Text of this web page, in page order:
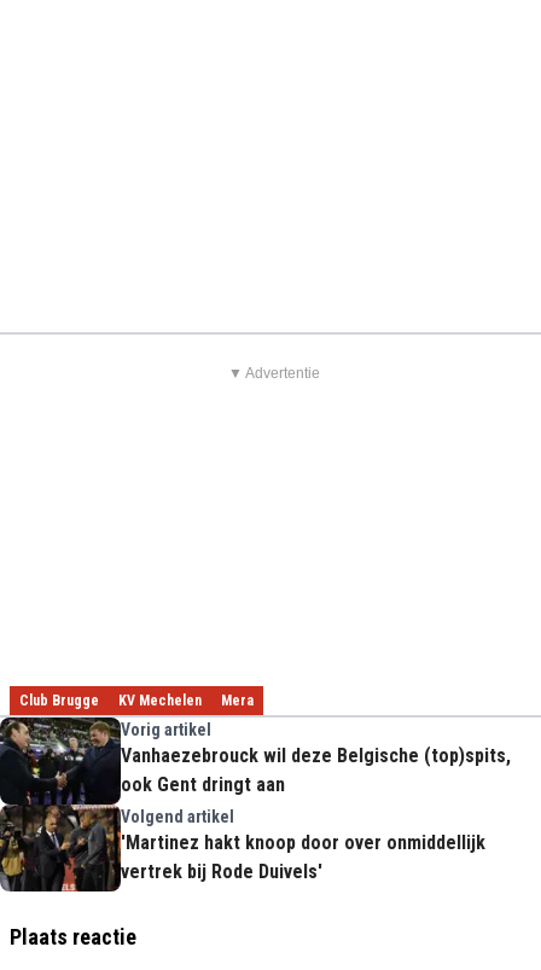
▼ Advertentie
Club Brugge KV Mechelen Mera
Vorig artikel
Vanhaezebrouck wil deze Belgische (top)spits,
ook Gent dringt aan
Volgend artikel
'Martinez hakt knoop door over onmiddellijk
vertrek bij Rode Duivels'
Plaats reactie